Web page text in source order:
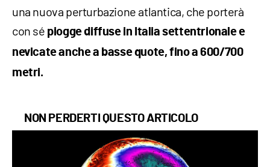
una nuova perturbazione atlantica, che porterà
con sé piogge diffuse in Italia settentrionale e
nevicate anche a basse quote, fino a 600/700
metri.
NON PERDERTI QUESTO ARTICOLO